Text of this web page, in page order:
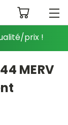
prix !
MERV